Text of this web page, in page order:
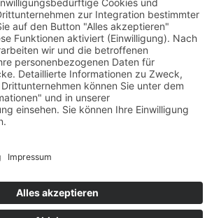
Beratung vor und nach dem